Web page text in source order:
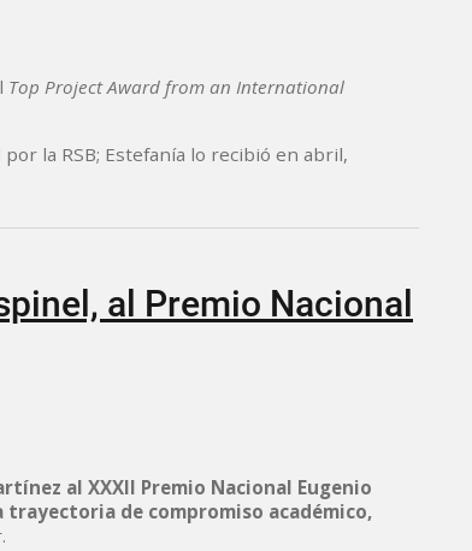
Top Project Award from an International
la RSB; Estefanía lo recibió en abril,
al Premio Nacional
al XXXII Premio Nacional Eugenio
trayectoria de compromiso académico,